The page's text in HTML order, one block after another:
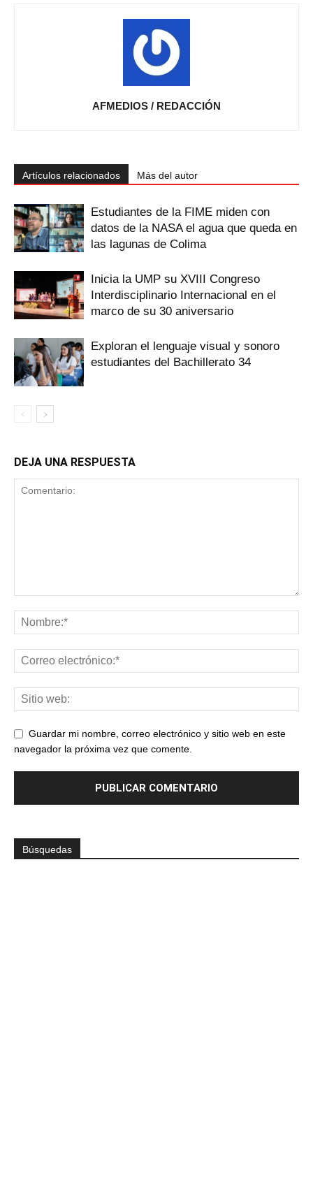
AFMEDIOS / REDACCIÓN
Artículos relacionados Más del autor
Estudiantes de la FIME miden con
datos de la NASA el agua que queda en
las lagunas de Colima
Inicia la UMP su XVIII Congreso
Interdisciplinario Internacional en el
marco de su 30 aniversario
Exploran el lenguaje visual y sonoro
estudiantes del Bachillerato 34
DEJA UNA RESPUESTA
Guardar mi nombre, correo electrónico y sitio web en este
navegador la próxima vez que comente.
Búsquedas